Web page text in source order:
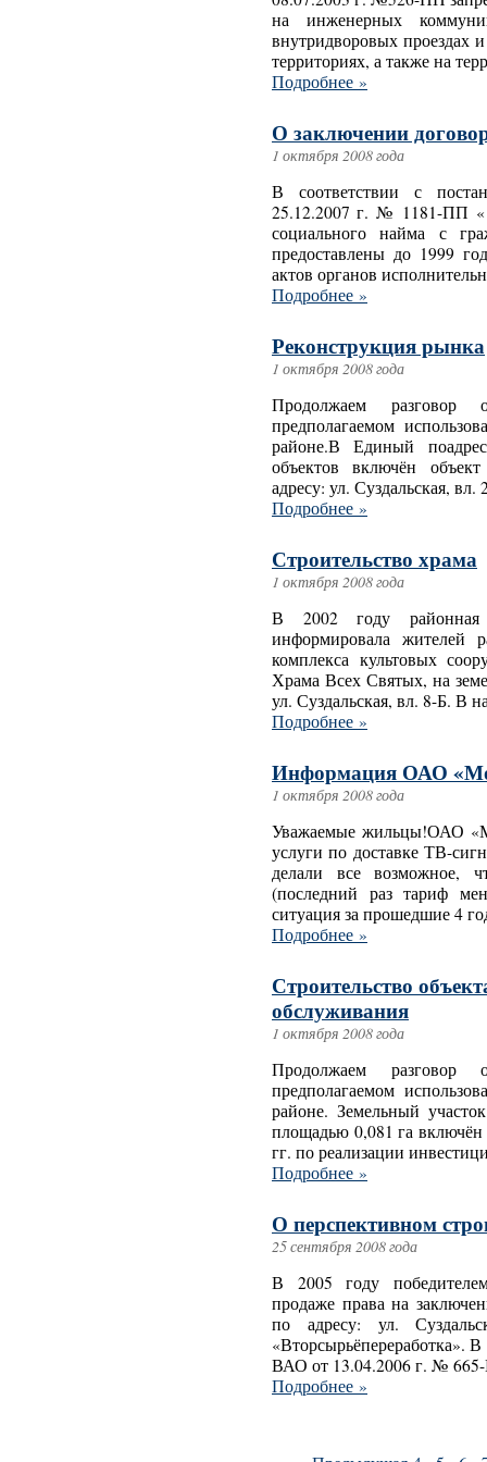
на инженерных
внутридворовых проездах
территориях, а также на
Подробнее »
О заключении
1 октября 2008 года
В соответствии с
25.12.2007 г. № 1181-ПП «
социального найма с
предоставлены до 1999
актов органов
Подробнее »
Реконструкция рынка
1 октября 2008 года
Продолжаем разговор
предполагаемом
районе.В Единый
объектов включён
адресу: ул. Суздальская,
Подробнее »
Строительство храма
1 октября 2008 года
В 2002 году районная
информировала жителей
комплекса культовых
Храма Всех Святых, на
ул. Суздальская, вл. 8-Б. В
Подробнее »
Информация ОАО
1 октября 2008 года
Уважаемые жильцы!ОАО
услуги по доставке ТВ-
делали все возможное,
(последний раз тариф
ситуация за прошедшие 4
Подробнее »
Строительство
обслуживания
1 октября 2008 года
Продолжаем разговор
предполагаемом
районе. Земельный
площадью 0,081 га включён
гг. по реализации
Подробнее »
О перспективном
25 сентября 2008 года
В 2005 году
продаже права на
по адресу: ул.
«Вторсырьёпереработка».
ВАО от 13.04.2006 г. №
Подробнее »